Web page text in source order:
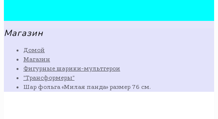
Магазин
Домой
Магазин
Фигурные шарики-мультгерои
"Трансформеры"
Шар фольга «Милая панда» размер 76 см.